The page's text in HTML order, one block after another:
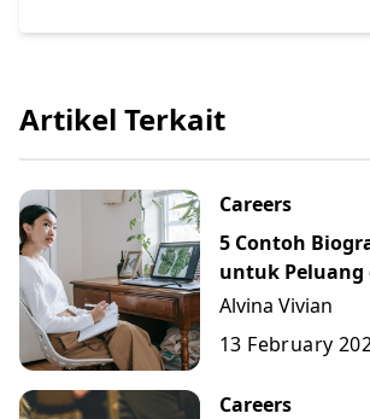
Artikel Terkait
Careers
5 Contoh
untuk Peluang
Perkembangan
Alvina Vivian
13 February
Careers